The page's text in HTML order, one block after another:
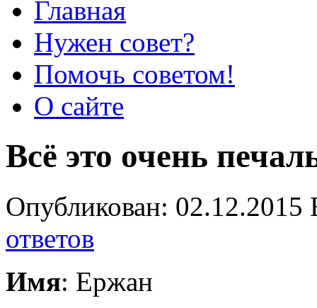
Главная
Нужен совет?
Помочь советом!
О сайте
Всё это очень
Опубликован:
ответов
Имя: Ержан